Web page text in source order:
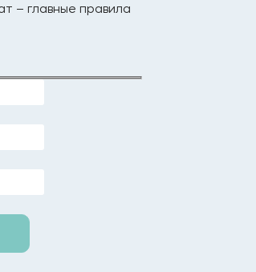
– главные правила